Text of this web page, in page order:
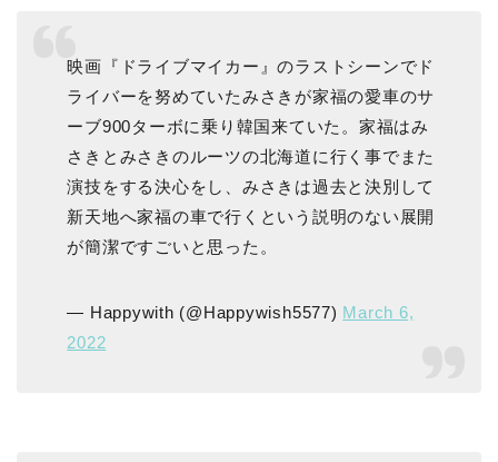
映画『ドライブマイカー』のラストシーンでド
ライバーを努めていたみさきが家福の愛車のサ
ーブ900ターボに乗り韓国来ていた。家福はみ
さきとみさきのルーツの北海道に行く事でまた
演技をする決心をし、みさきは過去と決別して
新天地へ家福の車で行くという説明のない展開
が簡潔ですごいと思った。
— Happywith (@Happywish5577) March 6,
2022